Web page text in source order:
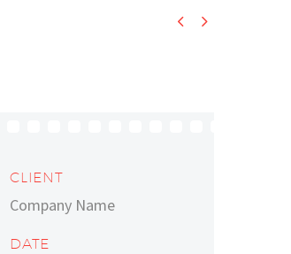
 
CLIENT
Company Name
DATE